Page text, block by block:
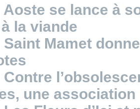
Aoste se lance à
la viande
Saint Mamet
Contre
une